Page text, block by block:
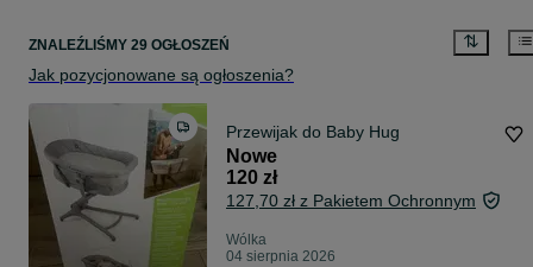
ZNALEŹLIŚMY 29 OGŁOSZEŃ
Jak pozycjonowane są ogłoszenia?
Przewijak do Baby Hug
Nowe
120 zł
127,70 zł z Pakietem Ochronnym
Wólka
04 sierpnia 2026